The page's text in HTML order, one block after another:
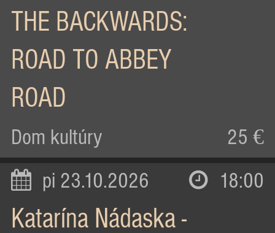
THE BACKWARDS:
ROAD TO ABBEY
ROAD
Dom kultúry 25 €
pi 23.10.2026 18:00
Katarína Nádaska -